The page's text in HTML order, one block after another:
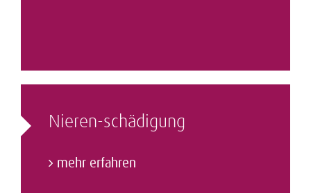
Nieren-schädigung
mehr erfahren